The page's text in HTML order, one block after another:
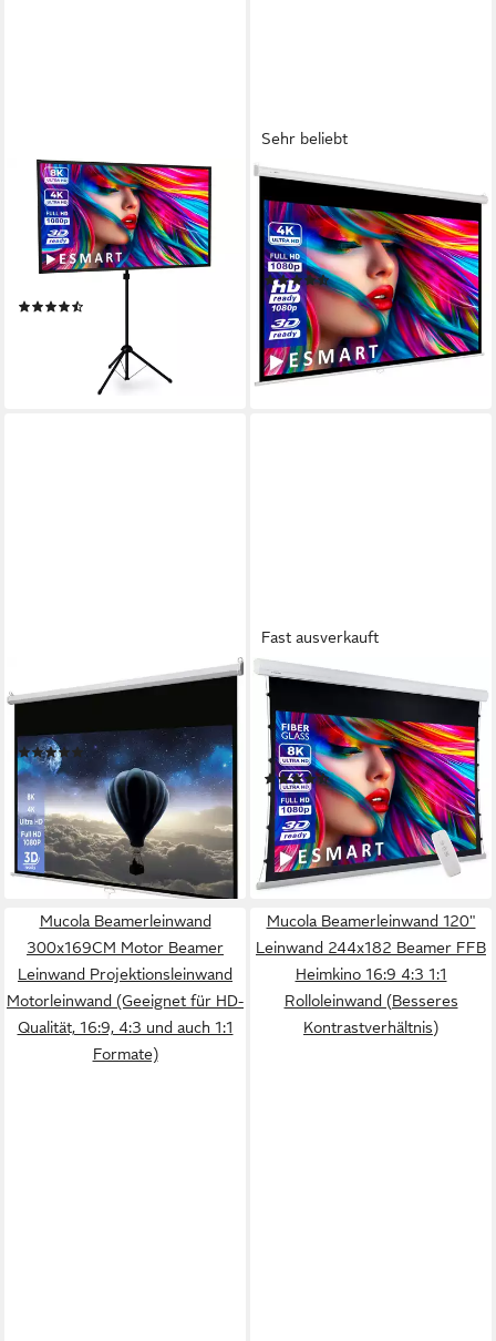
ESMART
ESMART Germany X-Type
Stativ Leinwand
Stativleinwand (Expert X-
lieferbar - in 3-4 Werktagen bei dir
Sehr beliebt
ESMART
ESMART Germany Rollo
Leinwand Rolloleinwand
(Economy EXR)
(29)
89,99 €
lieferbar - in 3-4 Werktagen bei dir
+32
basic line Rolloleinwand
(schwarze Rückseite)
(1)
114,99 €
10,50 €mtl. in 12 Raten
lieferbar - in 2-3 Werktagen bei dir
Fast ausverkauft
ESMART
ESMART Germany Tension
Leinwand XTR Motorleinwand
(Expert XTR)
(2)
334,99 €
16,64 € mtl. in 24 Raten
lieferbar - in 3-4 Werktagen bei dir
+3
Mucola Beamerleinwand
300x169CM Motor Beamer
Leinwand Projektionsleinwand
Motorleinwand (Geeignet für HD-
Qualität, 16:9, 4:3 und auch 1:1
Formate)
Mucola Beamerleinwand 120"
Leinwand 244x182 Beamer FFB
Heimkino 16:9 4:3 1:1
Rolloleinwand (Besseres
Kontrastverhältnis)